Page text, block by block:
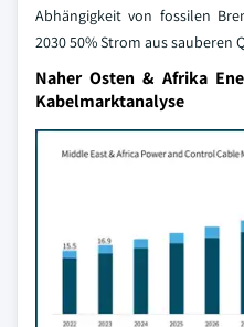
Abhängigkeit von fossilen
2030 50% Strom aus sauberen
Naher Osten & Afrika
Kabelmarktanalyse